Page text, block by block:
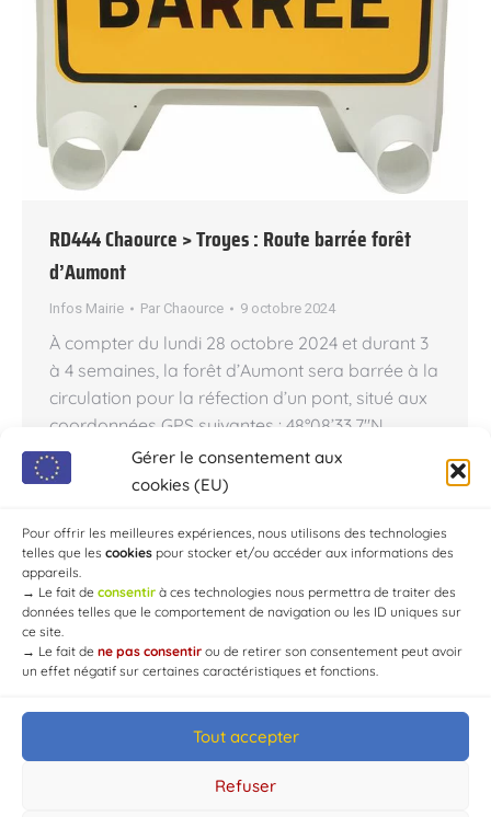
Gérer le consentement aux
cookies (EU)
Pour offrir les meilleures expériences, nous utilisons des technologies
telles que les cookies pour stocker et/ou accéder aux informations des
appareils.
→ Le fait de consentir à ces technologies nous permettra de traiter des
données telles que le comportement de navigation ou les ID uniques sur
ce site.
→ Le fait de ne pas consentir ou de retirer son consentement peut avoir
un effet négatif sur certaines caractéristiques et fonctions.
Tout accepter
Refuser
RD444 Chaource > Troyes : Route barrée forêt
d’Aumont
Infos Mairie Par Chaource 9 octobre 2024
À compter du lundi 28 octobre 2024 et durant 3
à 4 semaines, la forêt d’Aumont sera barrée à la
circulation pour la réfection d’un pont, situé aux
coordonnées GPS suivantes : 48°08’33.7″N
4°07’27.4″E. Une déviation sera organisée
(Jeugny-Les Maupas-Cormost – 5 colonnes
pour les poids lourds). ATTENTION,…
© Mairie de Chaource [2004-2024] | Tous droits réservés.
Developed byWEB3-DESIGN